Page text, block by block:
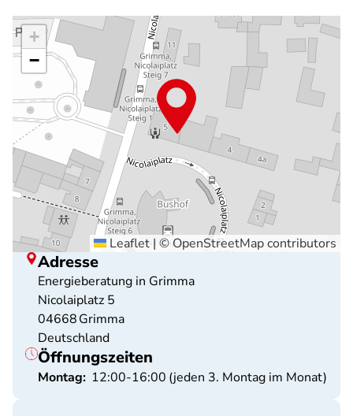
+
−
Leaflet |©OpenStreetMapcontributors
Adresse
Energieberatung in Grimma
Nicolaiplatz 5
04668Grimma
Deutschland
Öffnungszeiten
Montag: 12:00-16:00 (jeden 3. Montag im Monat)